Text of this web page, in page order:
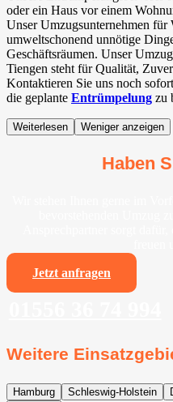
oder ein Haus vor einem
Unser Umzugsunternehmen für
umweltschonend unnötige
Geschäftsräumen. Unser
Tiengen steht für Qualität,
Kontaktieren Sie uns noch
die geplante Entrümpelung zu
Weiterlesen Weniger anzeigen
Haben
Jetzt anfragen
Weitere
Hamburg Schleswig-Holstein